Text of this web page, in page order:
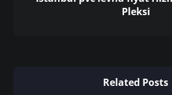
Pleksi
Related Posts